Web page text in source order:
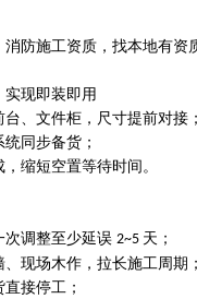
防施工资质，找本地有资
现即装即用
、文件柜，尺寸提前对接；
同步备货；
缩短空置等待时间。
次调整至少延误 2~5 天；
现场木作，拉长施工周期；
接停工；